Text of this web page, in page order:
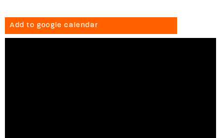
Add to google calendar